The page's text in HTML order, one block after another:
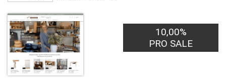
10,00%
PRO SALE